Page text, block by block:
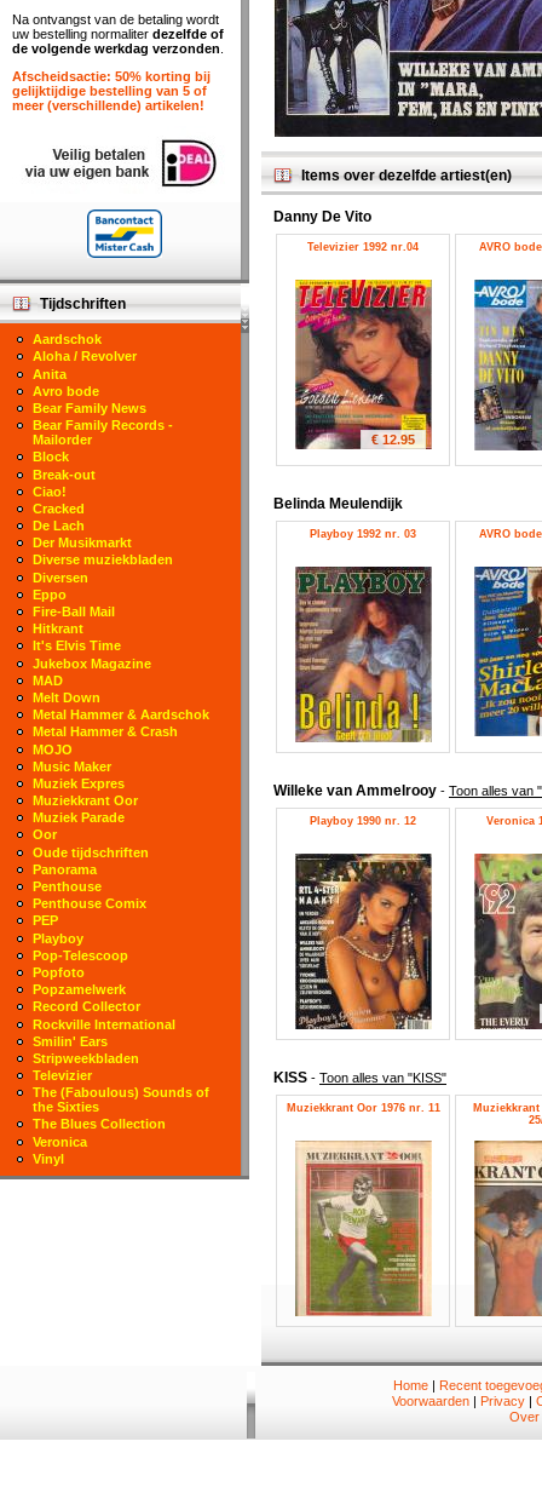
Items over dezelfde artiest(en)
Danny De Vito
Televizier 1992 nr.04
€ 12.95
AVRO
Belinda Meulendijk
Playboy 1992 nr. 03 AVRO
Willeke van Ammelrooy - Toon alles van
Playboy 1990 nr. 12 Veronica
KISS - Toon alles van "KISS"
Muziekkrant Oor 1976 nr. 11
Na ontvangst van de betaling wordt
uw bestelling normaliter dezelfde of
de volgende werkdag verzonden
Afscheidsactie: 50% korting bij
gelijktijdige bestelling van 5 of
meer (verschillende) artikelen!
Tijdschriften
Aardschok
Aloha / Revolver
Anita
Avro bode
Bear Family News
Bear Family Records -
Mailorder
Block
Break-out
Ciao!
Cracked
De Lach
Der Musikmarkt
Diverse muziekbladen
Diversen
Eppo
Fire-Ball Mail
Hitkrant
It's Elvis Time
Jukebox Magazine
MAD
Melt Down
Metal Hammer & Aardschok
Metal Hammer & Crash
MOJO
Music Maker
Muziek Expres
Muziekkrant Oor
Muziek Parade
Oor
Oude tijdschriften
Panorama
Penthouse
Penthouse Comix
PEP
Playboy
Pop-Telescoop
Popfoto
Popzamelwerk
Record Collector
Rockville International
Smilin' Ears
Stripweekbladen
Televizier
The (Faboulous) Sounds of
the Sixties
The Blues Collection
Veronica
Vinyl
Home| Recent
Voorwaarden | Privacy |
Over